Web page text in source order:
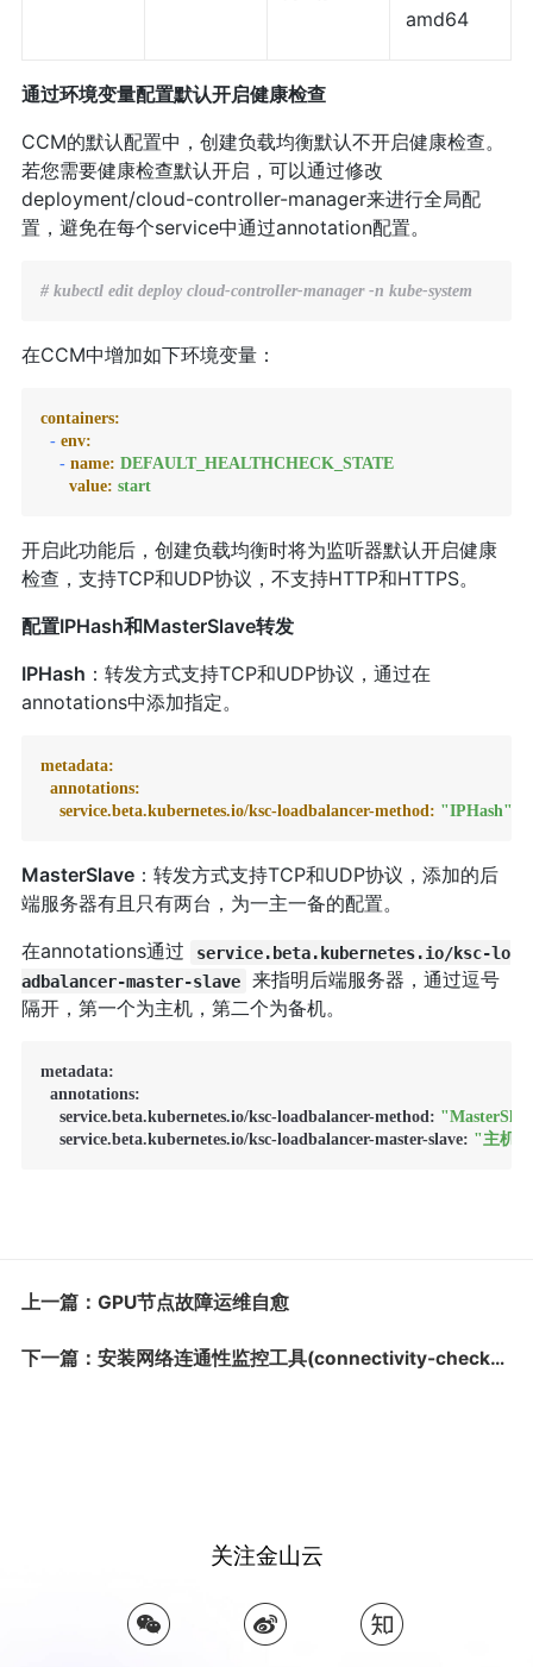
amd64
通过环境变量配置默认开启健康检查
CCM的默认配置中，创建负载均衡默认不开启健康检查。
若您需要健康检查默认开启，可以通过修改
deployment/cloud-controller-manager来进行全局配
置，避免在每个service中通过annotation配置。
# kubectl edit deploy cloud-controller-manager -n kube-system
在CCM中增加如下环境变量：
containers:
- env:
- name: DEFAULT_HEALTHCHECK_STATE
value: start
开启此功能后，创建负载均衡时将为监听器默认开启健康
检查，支持TCP和UDP协议，不支持HTTP和HTTPS。
配置IPHash和MasterSlave转发
IPHash ：转发方式支持TCP和UDP协议，通过在
annotations中添加指定。
metadata:
annotations:
service.beta.kubernetes.io/ksc-loadbalancer-method: "IPHash"
MasterSlave：转发方式支持TCP和UDP协议，添加的后
端服务器有且只有两台，为一主一备的配置。
在annotations通过
service.beta.kubernetes.io/ksc-lo
adbalancer-master-slave
来指明后端服务器，通过逗号
隔开，第一个为主机，第二个为备机。
metadata:
  annotations:
    service.beta.kubernetes.io/ksc-loadbalancer-method:
    service.beta.kubernetes.io/ksc-loadbalancer-master-slave:
"主机
上一篇：GPU节点故障运维自愈
下一篇：安装网络连通性监控工具(connectivity-checker)并配置指标采集
关注金山云